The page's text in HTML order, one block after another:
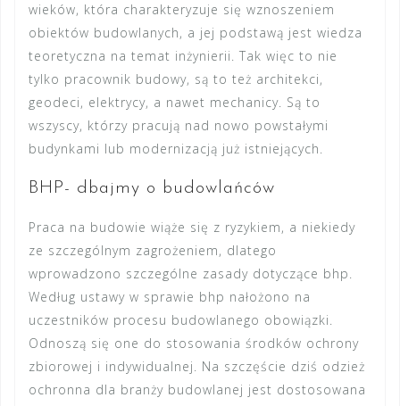
wieków, która charakteryzuje się wznoszeniem
obiektów budowlanych, a jej podstawą jest wiedza
teoretyczna na temat inżynierii. Tak więc to nie
tylko pracownik budowy, są to też architekci,
geodeci, elektrycy, a nawet mechanicy. Są to
wszyscy, którzy pracują nad nowo powstałymi
budynkami lub modernizacją już istniejących.
BHP- dbajmy o budowlańców
Praca na budowie wiąże się z ryzykiem, a niekiedy
ze szczególnym zagrożeniem, dlatego
wprowadzono szczególne zasady dotyczące bhp.
Według ustawy w sprawie bhp nałożono na
uczestników procesu budowlanego obowiązki.
Odnoszą się one do stosowania środków ochrony
zbiorowej i indywidualnej. Na szczęście dziś odzież
ochronna dla branży budowlanej jest dostosowana